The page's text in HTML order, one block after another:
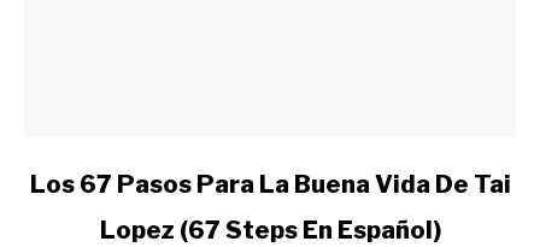
link
Los 67 Pasos Para La Buena Vida De Tai
Lopez (67 Steps En Español)